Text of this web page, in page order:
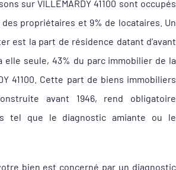
sur VILLEMARDY 41100 sont occupés
des propriétaires et 9% de locataires. Un
est la part de résidence datant d'avant
elle seule, 43% du parc immobilier de la
41100. Cette part de biens immobiliers
avant 1946, rend obligatoire
tel que le diagnostic amiante ou le
bien est concerné par un diagnostic